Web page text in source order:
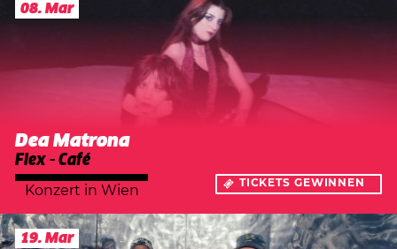
08. Mar
Dea Matrona
Flex - Café
Konzert in Wien TICKETS GEWINNEN
19. Mar